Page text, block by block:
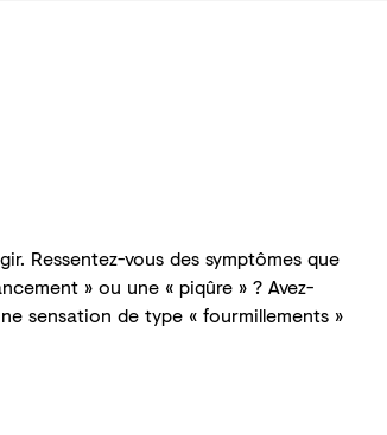
Ressentez-vous des symptômes que
» ou une « piqûre » ? Avez-
sensation de type « fourmillements »